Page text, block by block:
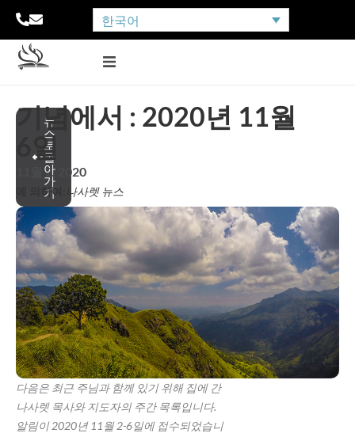
한국어
뉴
스
로
돌
아
가
기
기념에서 : 2020년 11월
6일
11월 2, 2020
에 의하여: 나사렛 뉴스
다음은 최근 주님과 함께 있기 위해 집에 간
나사렛 목사와 지도자의 주간 목록입니다.
알림이 2020년 11월 2-6일에 접수되었습니